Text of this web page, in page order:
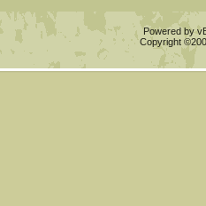
Powered by
Copyright